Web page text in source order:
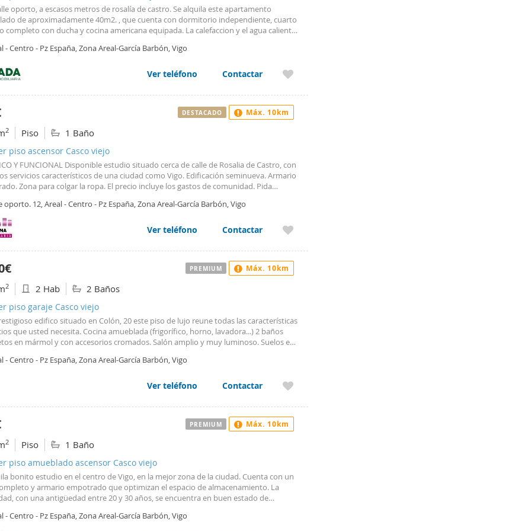
oporto, a escasos metros de rosalía de castro. Se alquila este apartamento
de aproximadamente 40m2. , que cuenta con dormitorio independiente, cuarto
completo con ducha y cocina americana equipada. La calefaccion y el agua caliente
No se admiten mascotas. Se require como garantía cumplir las condiciones del
- Centro - Pz España, Zona Areal-García Barbón, Vigo
Ver teléfono Contactar
2 Piso 1 Baño
piso ascensor Casco viejo
Y FUNCIONAL Disponible estudio situado cerca de calle de Rosalia de Castro, con
servicios característicos de una ciudad como Vigo. Edificación seminueva. Armario
Zona para colgar la ropa. El precio incluye los gastos de comunidad. Pida
oporto. 12, Areal - Centro - Pz España, Zona Areal-García Barbón, Vigo
Ver teléfono Contactar
DESTACADO Máx. 10km
2 2 Hab 2 Baños
piso garaje Casco viejo
edifico situado en Colón, 20 este piso de lujo reune todas las características
que usted necesita. Cocina amueblada (frigorífico, horno, lavadora...) 2 baños
en mármol y con accesorios cromados. Salón amplio y muy luminoso. Suelos en
Aislamiento acústico y térmico, caldera individual y agua caliente. Totalmente
Gastos de comunidad incluidos. No se admiten mascotas. No busque más, ya
lo que necesita. Le esperamos en Colón, 20 - Vigo.
- Centro - Pz España, Zona Areal-García Barbón, Vigo
Ver teléfono Contactar
PREMIUM Máx. 10km
2 Piso 1 Baño
piso amueblado ascensor Casco viejo
bonito estudio en el centro de Vigo, en la mejor zona de la ciudad. Cuenta con un
y armario empotrado que optimizan el espacio de almacenamiento. La
con una antigüedad entre 20 y 30 años, se encuentra en buen estado de
de aluminio, que garantizan un ambiente cálido y confortable. La cocina está
- Centro - Pz España, Zona Areal-García Barbón, Vigo
PREMIUM Máx. 10km